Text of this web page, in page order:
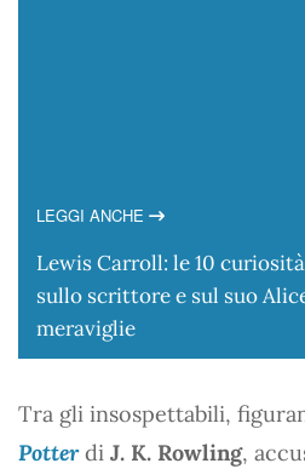
LEGGI ANCHE
Lewis Carroll: le 10
sullo scrittore e sul suo
meraviglie
Tra gli insospettabili,
Potterdi J. K. Rowling,